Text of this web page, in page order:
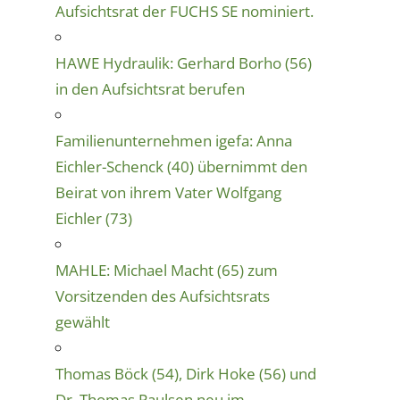
Aufsichtsrat der FUCHS SE nominiert.
HAWE Hydraulik: Gerhard Borho (56)
in den Aufsichtsrat berufen
Familienunternehmen igefa: Anna
Eichler-Schenck (40) übernimmt den
Beirat von ihrem Vater Wolfgang
Eichler (73)
MAHLE: Michael Macht (65) zum
Vorsitzenden des Aufsichtsrats
gewählt
Thomas Böck (54), Dirk Hoke (56) und